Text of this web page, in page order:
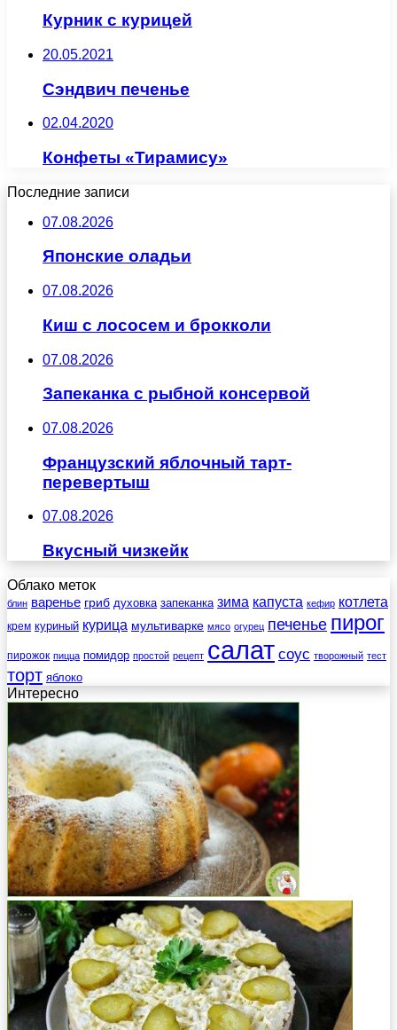
Курник с курицей
20.05.2021
Сэндвич печенье
02.04.2020
Конфеты «Тирамису»
Последние записи
07.08.2026
Японские оладьи
07.08.2026
Киш с лососем и брокколи
07.08.2026
Запеканка с рыбной консервой
07.08.2026
Французский яблочный тарт-
перевертыш
07.08.2026
Вкусный чизкейк
Облако меток
блин варенье гриб духовка запеканка зима капуста кефир котлета
крем куриный курица мультиварке мясо огурец печенье пирог
пирожок пицца помидор простой рецепт салат соус творожный тест
торт яблоко
Интересно